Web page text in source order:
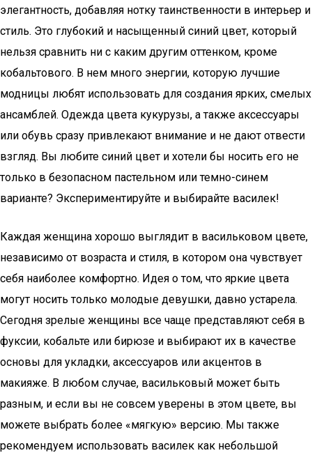
элегантность, добавляя нотку таинственности в интерьер и
стиль. Это глубокий и насыщенный синий цвет, который
нельзя сравнить ни с каким другим оттенком, кроме
кобальтового. В нем много энергии, которую лучшие
модницы любят использовать для создания ярких, смелых
ансамблей. Одежда цвета кукурузы, а также аксессуары
или обувь сразу привлекают внимание и не дают отвести
взгляд. Вы любите синий цвет и хотели бы носить его не
только в безопасном пастельном или темно-синем
варианте? Экспериментируйте и выбирайте василек!
Каждая женщина хорошо выглядит в васильковом цвете,
независимо от возраста и стиля, в котором она чувствует
себя наиболее комфортно. Идея о том, что яркие цвета
могут носить только молодые девушки, давно устарела.
Сегодня зрелые женщины все чаще представляют себя в
фуксии, кобальте или бирюзе и выбирают их в качестве
основы для укладки, аксессуаров или акцентов в
макияже. В любом случае, васильковый может быть
разным, и если вы не совсем уверены в этом цвете, вы
можете выбрать более «мягкую» версию. Мы также
рекомендуем использовать василек как небольшой